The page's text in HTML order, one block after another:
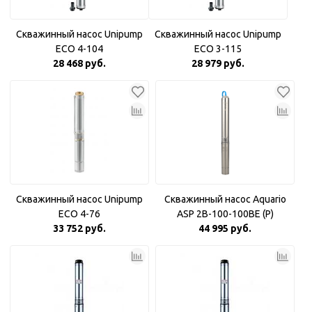
Скважинный насос Unipump
ECO 4-104
28 468 руб.
Скважинный насос Unipump
ECO 3-115
28 979 руб.
Скважинный насос Unipump
ECO 4-76
33 752 руб.
Скважинный насос Aquario
ASP 2B-100-100BE (P)
Плавный пуск
44 995 руб.